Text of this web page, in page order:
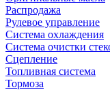
Распродажа
Рулевое управление
Система охлаждения
Система очистки
Сцепление
Топливная система
Тормоза